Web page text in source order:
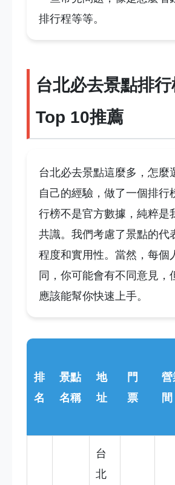
排行程等等。
台北必去景點排
Top 10推薦
台北必去景點這麼多，怎麼
自己的經驗，做了一個排行
行榜不是官方數據，純粹是
共識。我們考慮了景點的代
程度和實用性。當然，每個
同，你可能會有不同意見，
應該能幫你快速上手。
排
名
景點
名稱
地
址
門
票
間
台
北